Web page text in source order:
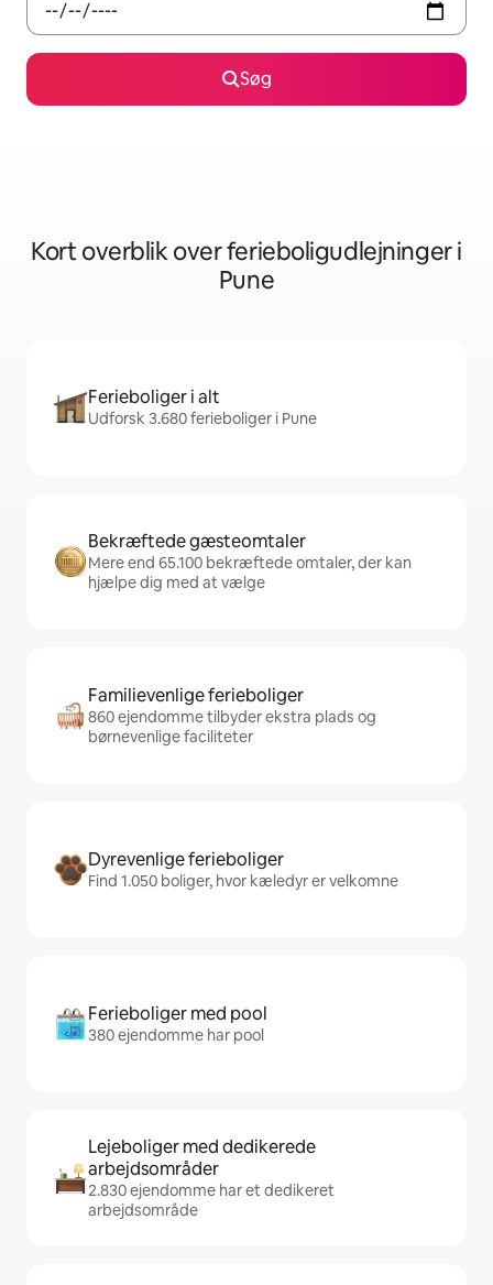
Søg
Kort overblik over ferieboligudlejninger i
Pune
Ferieboliger i alt
Udforsk 3.680 ferieboliger i Pune
Bekræftede gæsteomtaler
Mere end 65.100 bekræftede omtaler, der kan
hjælpe dig med at vælge
Familievenlige ferieboliger
860 ejendomme tilbyder ekstra plads og
børnevenlige faciliteter
Dyrevenlige ferieboliger
Find 1.050 boliger, hvor kæledyr er velkomne
Ferieboliger med pool
380 ejendomme har pool
Lejeboliger med dedikerede
arbejdsområder
2.830 ejendomme har et dedikeret
arbejdsområde